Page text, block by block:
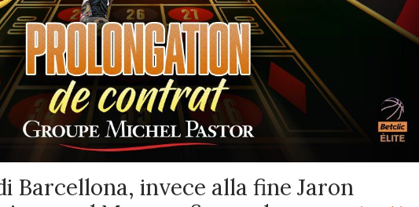
Barcellona, invece alla fine Jaron